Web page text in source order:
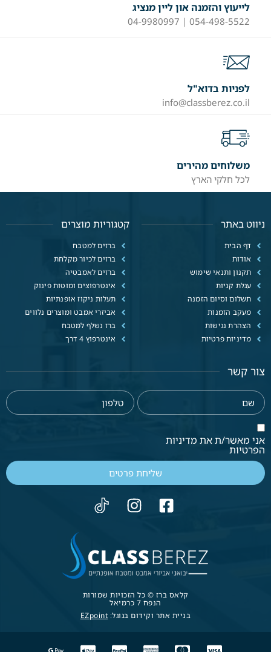
לייעוץ והזמנה און ליין מנציג
054-498-5522 | 04-9980997
לפניות בדוא"ל
info@classberez.co.il
משלוחים מהירים
לכל חלקי הארץ
ניווט באתר
דף הבית
אודות
תקנון ותנאי שימוש
עגלת קניות
תשלום וסיום הזמנה
מעקב הזמנות
הצהרת נגישות
מדיניות פרטיות
קטגוריות מוצרים
ברזים למטבח
ברזים לכיור מקלחת
ברזים לאמבטיה
אינטרפוצים ומוטות פינוק
תעלות ניקוז אופנתיות
אביזרי אמבט ומוצרים נלווים
ברז נשלף למטבח
אינטרפוץ 4 דרך
צור קשר
אני מאשר/ת את מדיניות
הפרטיות
שליחת פרטים
קלאס ברז © כל הזכויות שמורות
הנפח 7 כרמיאל
בניית אתר וקידום בגוגל: EZpoint